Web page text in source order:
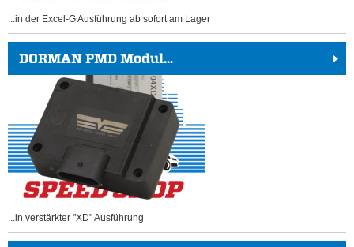
...in der Excel-G Ausführung ab sofort am Lager
DORMAN PMD Modul...
...in verstärkter "XD" Ausführung